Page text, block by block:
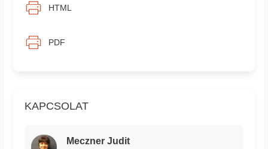
KAPCSOLAT
Meczner Judit
HTML
PDF